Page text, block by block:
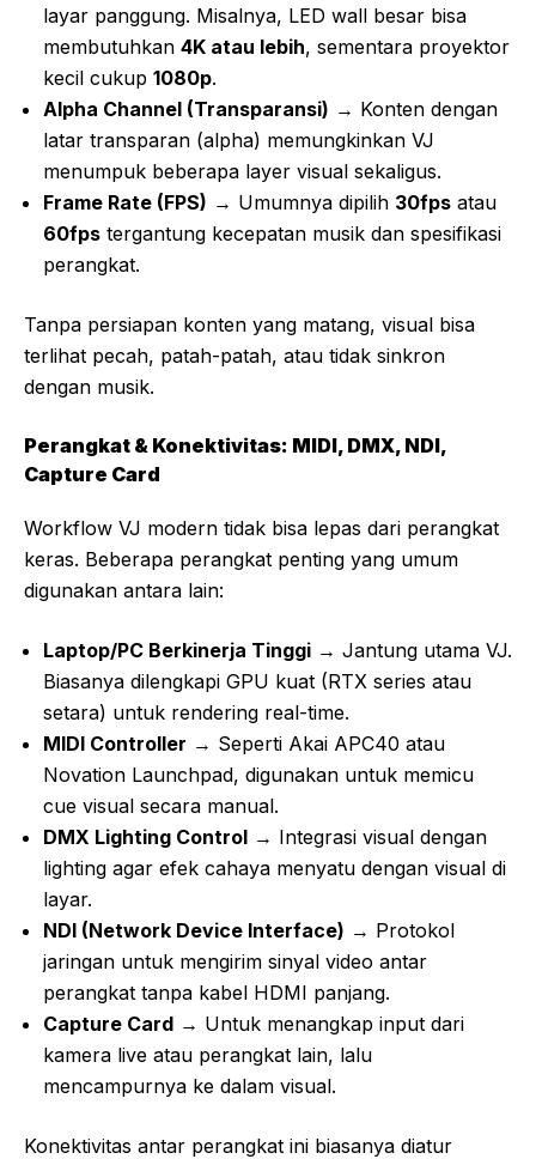
layar panggung. Misalnya, LED wall besar bisa
membutuhkan 4K atau lebih, sementara proyektor
kecil cukup 1080p.
Alpha Channel (Transparansi) → Konten dengan
latar transparan (alpha) memungkinkan VJ
menumpuk beberapa layer visual sekaligus.
Frame Rate (FPS) → Umumnya dipilih 30fps atau
60fps tergantung kecepatan musik dan spesifikasi
perangkat.
Tanpa persiapan konten yang matang, visual bisa
terlihat pecah, patah-patah, atau tidak sinkron
dengan musik.
Perangkat & Konektivitas: MIDI, DMX, NDI,
Capture Card
Workflow VJ modern tidak bisa lepas dari perangkat
keras. Beberapa perangkat penting yang umum
digunakan antara lain:
Laptop/PC Berkinerja Tinggi → Jantung utama VJ.
Biasanya dilengkapi GPU kuat (RTX series atau
setara) untuk rendering real-time.
MIDI Controller → Seperti Akai APC40 atau
Novation Launchpad, digunakan untuk memicu
cue visual secara manual.
DMX Lighting Control → Integrasi visual dengan
lighting agar efek cahaya menyatu dengan visual di
layar.
NDI (Network Device Interface) → Protokol
jaringan untuk mengirim sinyal video antar
perangkat tanpa kabel HDMI panjang.
Capture Card → Untuk menangkap input dari
kamera live atau perangkat lain, lalu
mencampurnya ke dalam visual.
Konektivitas antar perangkat ini biasanya diatur